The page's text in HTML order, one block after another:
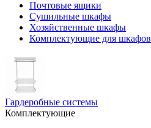
Почтовые ящики
Сушильные шкафы
Хозяйственные шкафы
Комплектующие для шкафов
Гардеробные системы
Комплектующие